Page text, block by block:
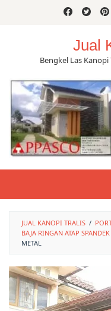
Jual
Bengkel Las Kanopi
JUAL KANOPI TRALIS /
BAJA RINGAN ATAP SPANDEK
METAL